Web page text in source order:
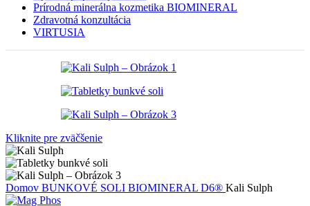
Prírodná minerálna kozmetika BIOMINERAL
Zdravotná konzultácia
VIRTUSIA
Kliknite pre zväčšenie
Domov BUNKOVÉ SOLI BIOMINERAL D6® Kali Sulph